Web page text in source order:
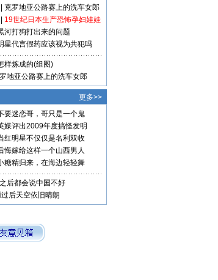
克罗地亚公路赛上的洗车女郎
19世纪日本生产恐怖孕妇娃娃
河打狗打出来的问题
星代言假药应该视为共犯吗
样炼成的(组图)
地亚公路赛上的洗车女郎
更多>>
要迷恋哥，哥只是一个鬼
媒评出2009年度搞怪发明
红明星不仅仅是名利双收
悔嫁给这样一个山西男人
糖精归来，在海边轻轻舞
后都会说中国不好
后天空依旧晴朗